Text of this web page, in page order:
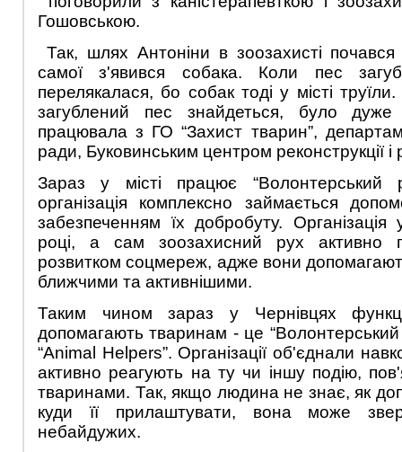
Гошовською.
Так, шлях Антоніни в зоозахисті почався
самої з'явився собака. Коли пес
перелякалася, бо собак тоді у місті
загублений пес знайдеться, було
працювала з ГО “Захист тварин”,
ради, Буковинським центром реконструкції і
Зараз у місті працює “Волонтерський
організація комплексно займається
забезпеченням їх добробуту.
році, а сам зоозахисний рух активно
розвитком соцмереж, адже вони
ближчими та активнішими.
Таким чином зараз у Чернівцях
допомагають тваринам - це “Волонтерський
“Animal Helpers”. Організації об'єднали
активно реагують на ту чи іншу подію,
тваринами. Так, якщо людина не знає, як
куди її прилаштувати, вона може
небайдужих.